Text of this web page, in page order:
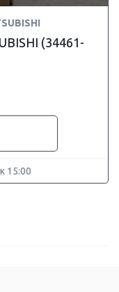
(34461-
15:00